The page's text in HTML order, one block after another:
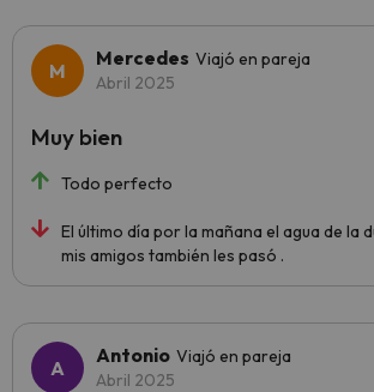
Mercedes Viajó en pareja
Abril 2025
Todo perfecto
El último día por la mañana el agua de la
mis amigos también les pasó .
Muy bien
Antonio Viajó en pareja
Abril 2025